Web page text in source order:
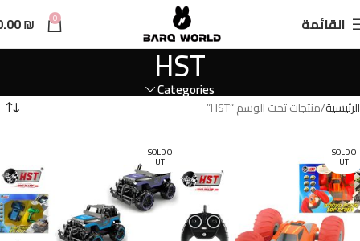
القائمة 0
₪
HST
Categories
الرئيسية منتجات تحت الوسم “HST”
SOLD O
UT
SOLD O
UT